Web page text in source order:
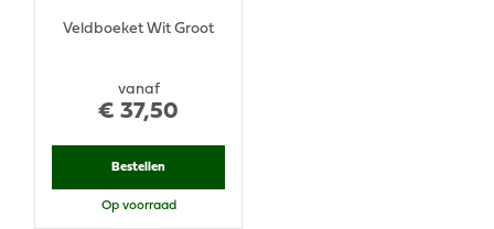
vanaf
€ 37,50
Veldboeket Wit Groot
Bestellen
Op voorraad